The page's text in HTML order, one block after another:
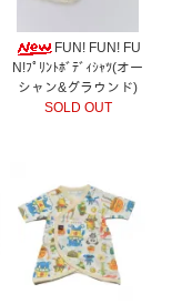
FUN! FUN! FU
N!ﾌﾟﾘﾝﾄﾎﾞﾃﾞｨｼｬﾂ(オー
シャン&グラウンド)
SOLD OUT